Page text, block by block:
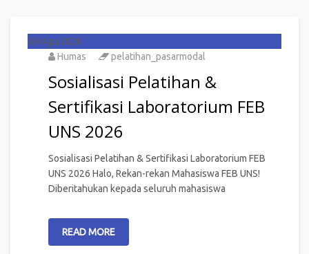
09 Agu 2026
Humas
pelatihan_pasarmodal
Sosialisasi Pelatihan &
Sertifikasi Laboratorium FEB
UNS 2026
Sosialisasi Pelatihan & Sertifikasi Laboratorium FEB
UNS 2026 Halo, Rekan-rekan Mahasiswa FEB UNS!
Diberitahukan kepada seluruh mahasiswa
READ MORE